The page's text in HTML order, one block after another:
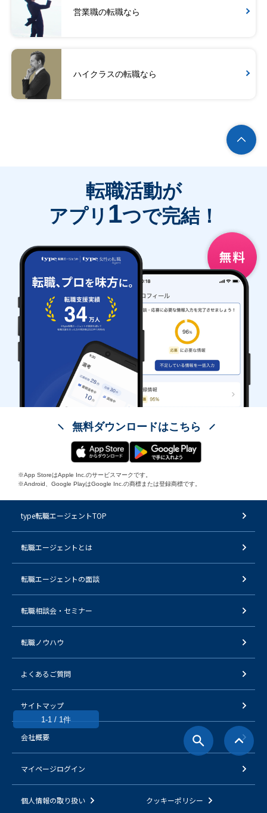
営業職の転職なら
ハイクラスの転職なら
1-1 / 1件
転職活動が
アプリ 1つで完結！
無料ダウンロードはこちら
※App StoreはApple Inc.のサービスマークです。
※Android、Google PlayはGoogle Inc.の商標または登録商標です。
type転職エージェントTOP
転職エージェントとは
転職エージェントの面談
転職相談会・セミナー
転職ノウハウ
よくあるご質問
サイトマップ
会社概要
マイページログイン
個人情報の取り扱い クッキーポリシー